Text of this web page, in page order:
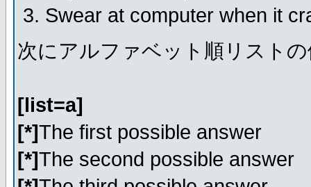
Swear at computer when it
次にアルファベット順リスト
[list=a]
[*]The first possible answer
[*]The second possible answer